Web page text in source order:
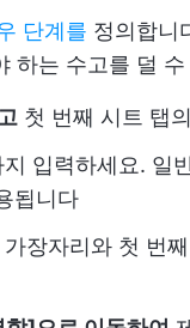
단계를 정의합니
하는 수고를 덜
첫 번째 시트 탭
입력하세요. 일
됩니다
장자리와 첫 번